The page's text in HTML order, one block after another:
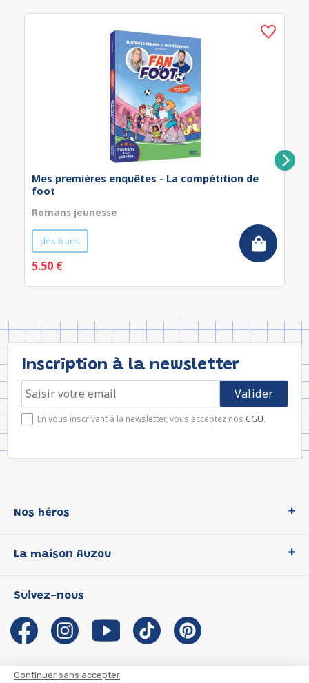
Continuer sans accepter
Mes premières enquêtes - La compétition de
foot
Romans jeunesse
dès 6 ans
5.50 €
Inscription à la newsletter
En vous inscrivant à la newsletter, vous acceptez nos CGU.
Nos héros
P'tit Loup
Les Influenceuses
Migali
Petite Taupe
La maison Auzou
Notre histoire
Auzou s'engage
Auteurs et illustrateurs Auzou
Suivez-nous